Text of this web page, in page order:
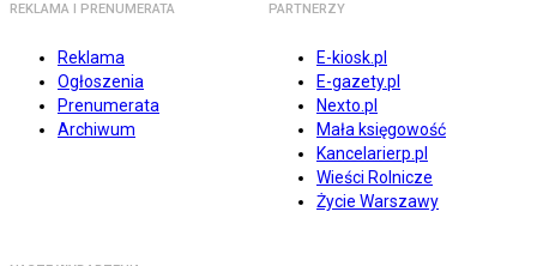
REKLAMA I PRENUMERATA
Reklama
Ogłoszenia
Prenumerata
Archiwum
PARTNERZY
E-kiosk.pl
E-gazety.pl
Nexto.pl
Mała księgowość
Kancelarierp.pl
Wieści Rolnicze
Życie Warszawy